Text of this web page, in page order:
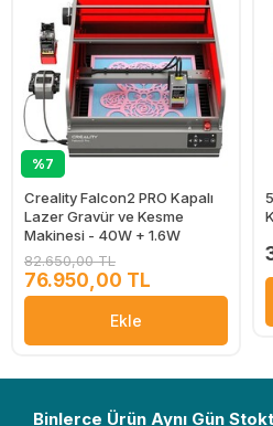
%7
Creality Falcon2 PRO Kapalı
Lazer Gravür ve Kesme
Makinesi - 40W + 1.6W
82.650,00 TL
76.950,00 TL
Ekle
Binlerce Ürün Aynı Gün